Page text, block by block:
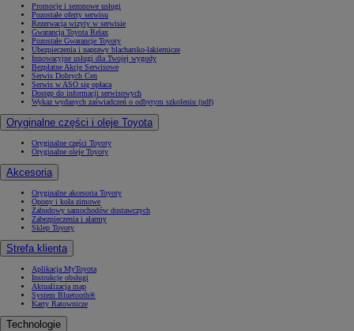
Promocje i sezonowe usługi
Pozostałe oferty serwisu
Rezerwacja wizyty w serwisie
Gwarancja Toyota Relax
Pozostałe Gwarancje Toyoty
Ubezpieczenia i naprawy blacharsko-lakiernicze
Innowacyjne usługi dla Twojej wygody
Bezpłatne Akcje Serwisowe
Serwis Dobrych Cen
Serwis w ASO się opłaca
Dostęp do informacji serwisowych
Wykaz wydanych zaświadczeń o odbytym szkoleniu (pdf)
Oryginalne części i oleje Toyota
Oryginalne części Toyoty
Oryginalne oleje Toyoty
Akcesoria
Oryginalne akcesoria Toyoty
Opony i koła zimowe
Zabudowy samochodów dostawczych
Zabezpieczenia i alarmy
Sklep Toyoty
Strefa klienta
Aplikacja MyToyota
Instrukcje obsługi
Aktualizacja map
System Bluetooth®
Karty Ratownicze
Technologie